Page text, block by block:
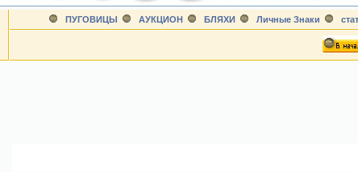
ПУГОВИЦЫ АУКЦИОН БЛЯХИ Личные Знаки